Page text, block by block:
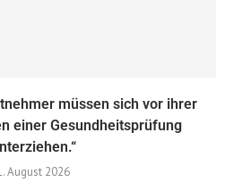
müssen sich vor ihrer
einer Gesundheitsprüfung
August 2026